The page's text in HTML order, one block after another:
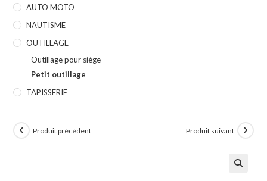
AUTO MOTO
NAUTISME
OUTILLAGE
Outillage pour siège
Petit outillage
TAPISSERIE
Produit précédent Produit suivant